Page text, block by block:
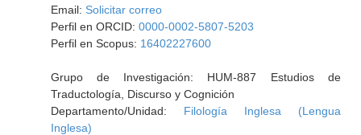
Email: Solicitar correo
Perfil en ORCID: 0000-0002-5807-5203
Perfil en Scopus: 16402227600
Grupo de Investigación: HUM-887 Estudios de
Traductología, Discurso y Cognición
Departamento/Unidad: Filología Inglesa (Lengua
Inglesa)